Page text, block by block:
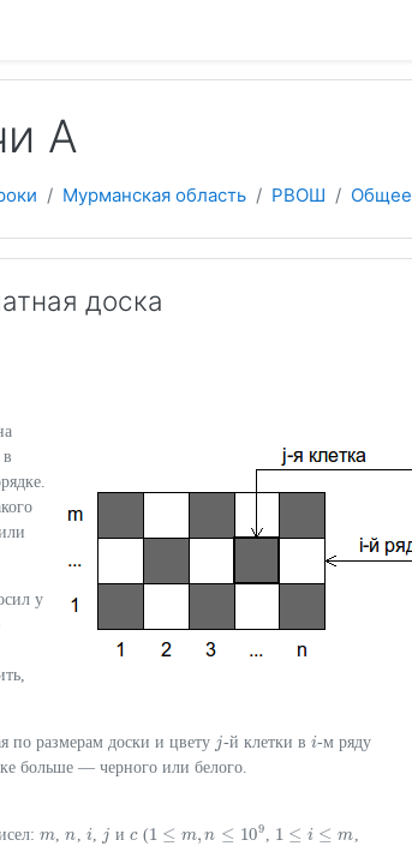
A
Мурманская область РВОШ Общее
доска
у
по размерам доски и цвету j
j -й клетки в i
i-м ряду
больше — черного или белого.
m
m ,n
n , i
i, j
j иc
c(1 ≤ m, n ≤ 109
1≤m ,n≤ 10 9 , 1 ≤ i ≤ m
1≤i≤ m ,